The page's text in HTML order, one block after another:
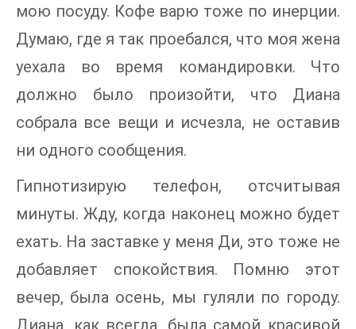
мою посуду. Кофе варю тоже по инерции.
Думаю, где я так проебался, что моя жена
уехала во время командировки. Что
должно было произойти, что Диана
собрала все вещи и исчезла, не оставив
ни одного сообщения.
Гипнотизирую телефон, отсчитывая
минуты. Жду, когда наконец можно будет
ехать. На заставке у меня Ди, это тоже не
добавляет спокойствия. Помню этот
вечер, была осень, мы гуляли по городу.
Диана, как всегда, была самой красивой